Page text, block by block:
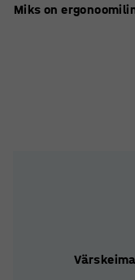
Miks on